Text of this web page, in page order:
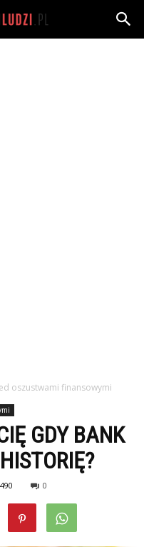
oszustwami finansowymi
GDY BANK
490 0